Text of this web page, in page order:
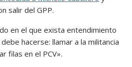
salir del GPP.
en el que exista entendimiento
hacerse: llamar a la militancia
filas en el PCV».